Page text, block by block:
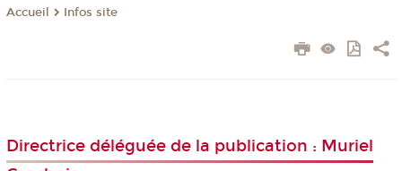
Accueil Infos site
Directrice déléguée de la publication : Muriel